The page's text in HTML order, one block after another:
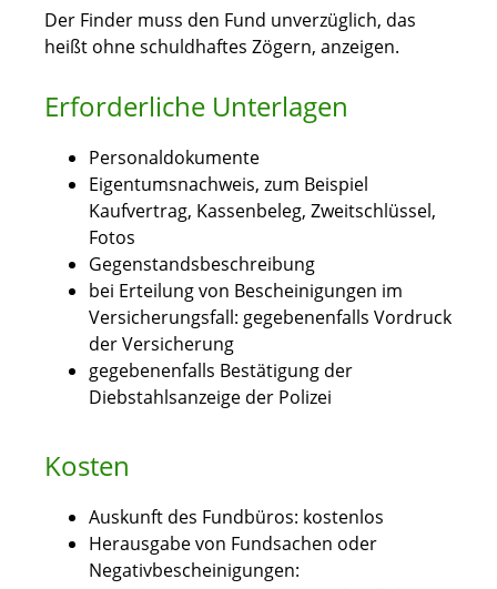
Der Finder muss den Fund unverzüglich, das
heißt ohne schuldhaftes Zögern, anzeigen.
Erforderliche Unterlagen
Personaldokumente
Eigentumsnachweis, zum Beispiel
Kaufvertrag, Kassenbeleg, Zweitschlüssel,
Fotos
Gegenstandsbeschreibung
bei Erteilung von Bescheinigungen im
Versicherungsfall: gegebenenfalls Vordruck
der Versicherung
gegebenenfalls Bestätigung der
Diebstahlsanzeige der Polizei
Kosten
Auskunft des Fundbüros: kostenlos
Herausgabe von Fundsachen oder
Negativbescheinigungen: